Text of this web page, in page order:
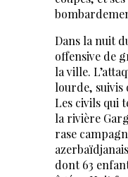
Dans la nuit
offensive de
la ville.
lourde, suivis
Les civils qui
la rivière
rase
dont 63